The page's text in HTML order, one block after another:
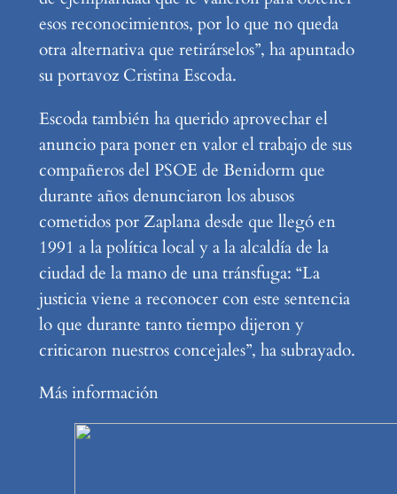
esos reconocimientos, por lo que no queda
otra alternativa que retirárselos”, ha apuntado
su portavoz Cristina Escoda.
Escoda también ha querido aprovechar el
anuncio para poner en valor el trabajo de sus
compañeros del PSOE de Benidorm que
durante años denunciaron los abusos
cometidos por Zaplana desde que llegó en
1991 a la política local y a la alcaldía de la
ciudad de la mano de una tránsfuga: “La
justicia viene a reconocer con este sentencia
lo que durante tanto tiempo dijeron y
criticaron nuestros concejales”, ha subrayado.
Más información